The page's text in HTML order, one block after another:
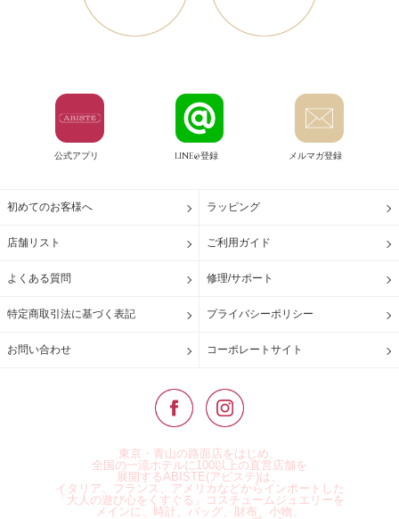
公式アプリ LINE@登録 メルマガ登録
初めてのお客様へ ラッピング
店舗リスト ご利用ガイド
よくある質問 修理/サポート
特定商取引法に基づく表記 プライバシーポリシー
お問い合わせ コーポレートサイト
東京・青山の路面店をはじめ、
全国の一流ホテルに100以上の直営店舗を
展開するABISTE(アビステ)は、
イタリア、フランス、アメリカなどからインポートした
「大人の遊び心をくすぐる」コスチュームジュエリーを
メインに、時計、バッグ、財布、小物、